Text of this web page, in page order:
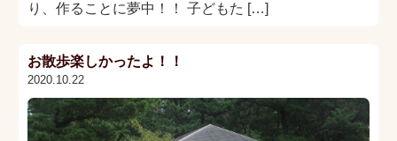
り、作ることに夢中！！ 子どもた […]
お散歩楽しかったよ！！
2020.10.22